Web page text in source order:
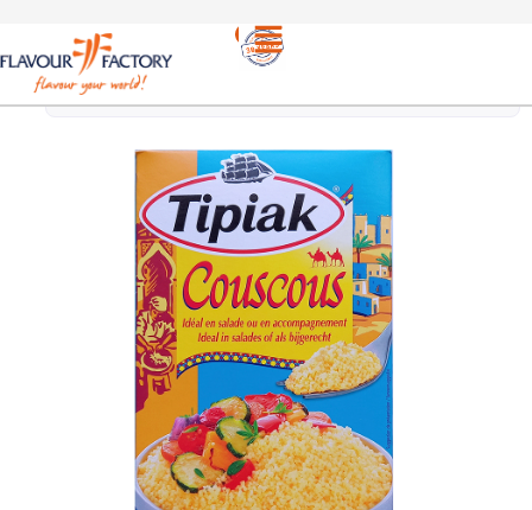
Κους κους &
Αραβικά είδη
TIPIAK ΚΟΥΣ ΚΟΥΣ | TIPIAK